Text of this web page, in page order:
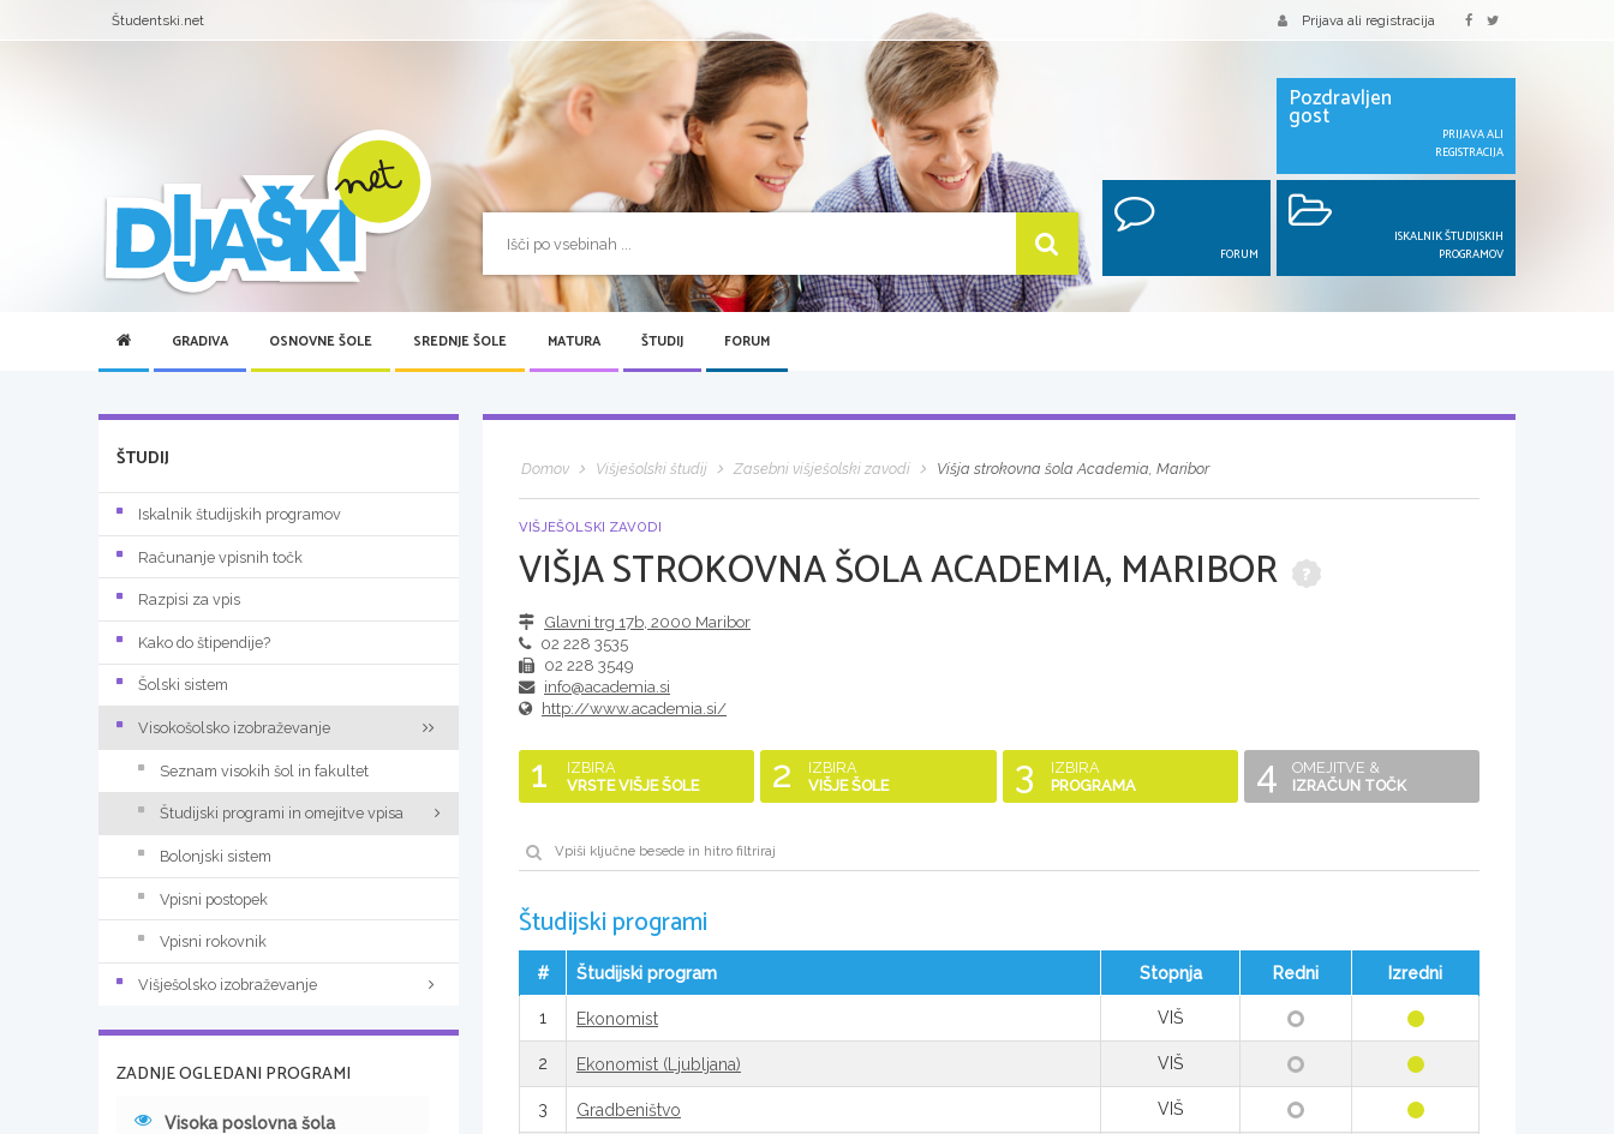
Študentski.net Prijava ali registracija
Pozdravljen
gost
PRIJAVA ALI
REGISTRACIJA
FORUM
ISKALNIK ŠTUDIJSKIH
PROGRAMOV
GRADIVA OSNOVNE ŠOLE SREDNJE ŠOLE MATURA ŠTUDIJ FORUM
Domov Višješolski študij Zasebni višješolski zavodi Višja strokovna šola Academia, Maribor
VIŠJEŠOLSKI ZAVODI
VIŠJA STROKOVNA ŠOLA ACADEMIA, MARIBOR
Glavni trg 17b 2000 Maribor
02 228 3535
02 228 3549
info@academia.si
http://www.academia.si/
1
IZBIRA
VRSTE VIŠJE ŠOLE
2
IZBIRA
VIŠJE ŠOLE
3
IZBIRA
PROGRAMA
4
OMEJITVE &
IZRAČUN TOČK
Študijski programi
# Študijski program Stopnja Redni Izredni
1 Ekonomist VIŠ
2 Ekonomist (Ljubljana) VIŠ
3 Gradbeništvo VIŠ
ŠTUDIJ
Iskalnik študijskih programov
Računanje vpisnih točk
Razpisi za vpis
Kako do štipendije?
Šolski sistem
Visokošolsko izobraževanje
Seznam visokih šol in fakultet
Študijski programi in omejitve vpisa
Bolonjski sistem
Vpisni postopek
Vpisni rokovnik
Višješolsko izobraževanje
ZADNJE OGLEDANI PROGRAMI
Visoka poslovna šola